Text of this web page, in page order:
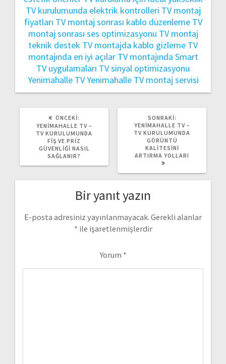
TV kurulumunda elektrik kontrolleri TV montaj
fiyatları TV montaj sonrası kablo düzenleme TV
montaj sonrası ses optimizasyonu TV montaj
teknik destek TV montajda kablo gizleme TV
montajında en iyi açılar TV montajında Smart
TV uygulamaları TV sinyal optimizasyonu
Yenimahalle TVYenimahalle TV montaj servisi
ÖNCEKI:
YAZI:
YENIMAHALLE TV –
TV KURULUMUNDA
FIŞ VE PRIZ
GÜVENLIĞI NASIL
SAĞLANIR?
SONRAKI:
YAZI:
YENIMAHALLE TV –
TV KURULUMUNDA
GÖRÜNTÜ
KALITESINI
ARTIRMA YOLLARI
Bir yanıt yazın
E-posta adresiniz yayınlanmayacak. Gerekli alanlar
* ile işaretlenmişlerdir
Yorum *